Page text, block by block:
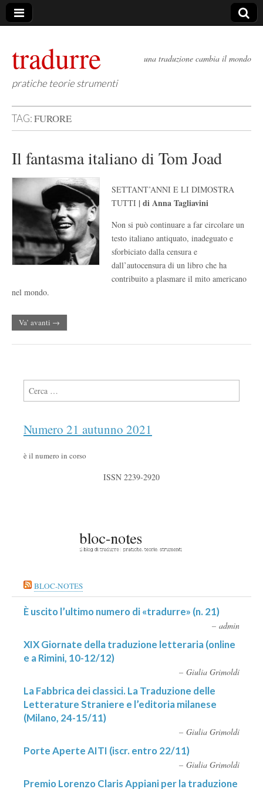
tradurre
pratiche teorie strumenti
una traduzione cambia il mondo
TAG:FURORE
Il fantasma italiano di Tom Joad
SETTANT’ANNI E LI DIMOSTRA
TUTTI | di Anna Tagliavini
Non si può continuare a far circolare un
testo italiano antiquato, inadeguato e
sforbiciato dalla censura e
dall’autocensura di un libro che ha
contribuito a plasmare il mito americano
nel mondo.
Va’ avanti →
Ricerca per:
Numero 21 autunno 2021
è il numero in corso
ISSN 2239-2920
BLOC-NOTES
È uscito l’ultimo numero di «tradurre» (n. 21)
admin
XIX Giornate della traduzione letteraria (online
e a Rimini, 10-12/12)
Giulia Grimoldi
La Fabbrica dei classici. La Traduzione delle
Letterature Straniere e l’editoria milanese
(Milano, 24-15/11)
Giulia Grimoldi
Porte Aperte AITI (iscr. entro 22/11)
Giulia Grimoldi
Premio Lorenzo Claris Appiani per la traduzione